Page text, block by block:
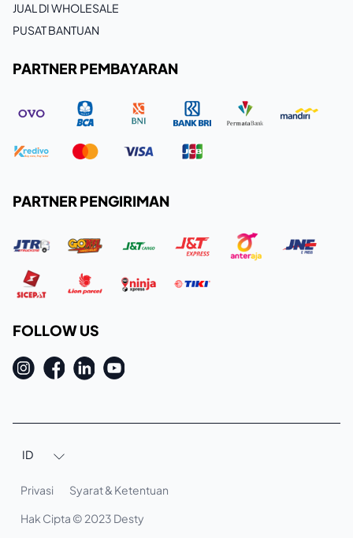
JUAL DI WHOLESALE
PUSAT BANTUAN
PARTNER PEMBAYARAN
PARTNER PENGIRIMAN
FOLLOW US
ID 
Privasi
Syarat & Ketentuan
Hak Cipta © 2023 Desty